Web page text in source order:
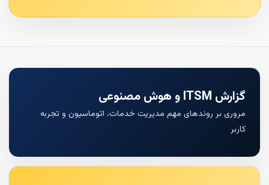
گزارش ITSM و هوش مصنوعی
مروری بر روندهای مهم مدیریت خدمات، اتوماسیون و تجربه
کاربر